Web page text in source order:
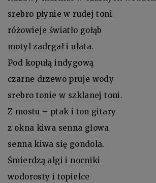
srebro płynie w rudej toni
różowieje światło gołąb
motyl zadrgał i ulata.
Pod kopułą indygową
czarne drzewo pruje wody
srebro tonie w szklanej toni.
Z mostu – ptak i ton gitary
z okna kiwa senna głowa
senna kiwa się gondola.
Śmierdzą algi i nocniki
wodorosty i topielce